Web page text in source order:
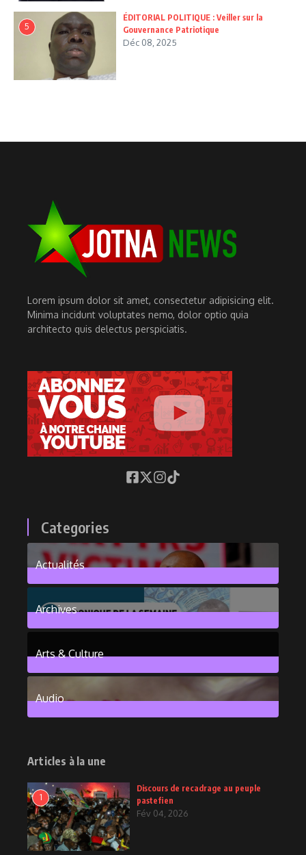
5
ÉDITORIAL POLITIQUE : Veiller sur la
Gouvernance Patriotique
Déc 08, 2025
Lorem ipsum dolor sit amet, consectetur adipisicing elit.
Minima incidunt voluptates nemo, dolor optio quia
architecto quis delectus perspiciatis.
Categories
Actualités
376Posts
Archives
Arts & Culture
6Posts
Audio
Articles à la une
1
Discours de recadrage au peuple
pastefien
Fév 04, 2026